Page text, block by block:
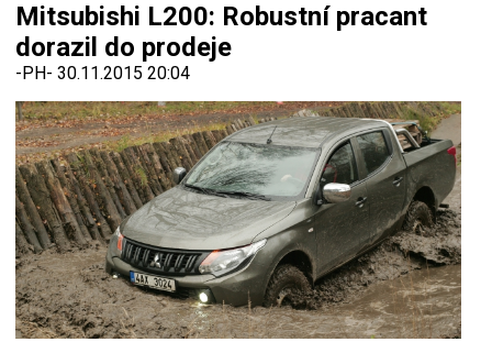
Mitsubishi L200: Robustní pracant
dorazil do prodeje
-PH- 30.11.2015 20:04